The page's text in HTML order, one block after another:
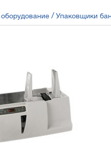
Упаковщики